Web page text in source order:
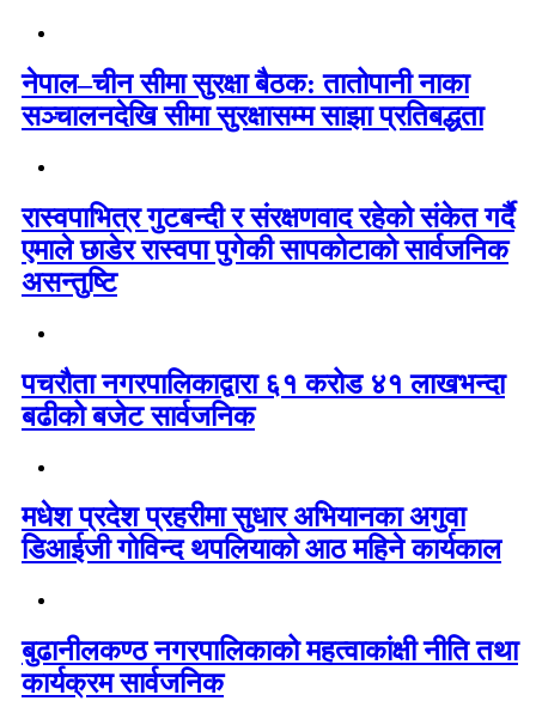
नेपाल–चीन सीमा सुरक्षा बैठक: तातोपानी नाका
सञ्चालनदेखि सीमा सुरक्षासम्म साझा प्रतिबद्धता
रास्वपाभित्र गुटबन्दी र संरक्षणवाद रहेको संकेत गर्दै
एमाले छाडेर रास्वपा पुगेकी सापकोटाको सार्वजनिक
असन्तुष्टि
पचरौता नगरपालिकाद्वारा ६१ करोड ४१ लाखभन्दा
बढीको बजेट सार्वजनिक
मधेश प्रदेश प्रहरीमा सुधार अभियानका अगुवा
डिआईजी गोविन्द थपलियाको आठ महिने कार्यकाल
बुढानीलकण्ठ नगरपालिकाको महत्वाकांक्षी नीति तथा
कार्यक्रम सार्वजनिक